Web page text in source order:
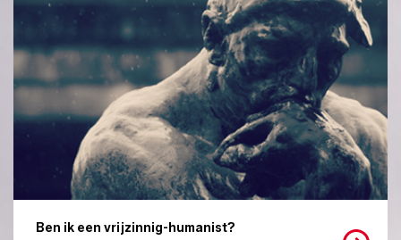
Ben ik een vrijzinnig-humanist?